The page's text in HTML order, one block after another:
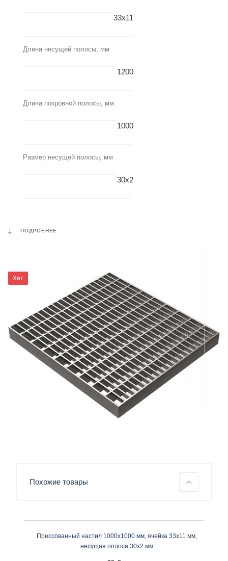
Хит
33х11
Длина несущей полосы, мм
1200
Длина покровной полосы, мм
1000
Размер несущей полосы, мм
30х2
ПОДРОБНЕЕ
Похожие товары
Прессованный настил 1000х1000 мм, ячейка 33х11 мм,
несущая полоса 30х2 мм